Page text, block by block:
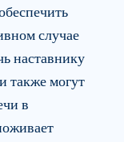
случае
наставнику
также могут
в